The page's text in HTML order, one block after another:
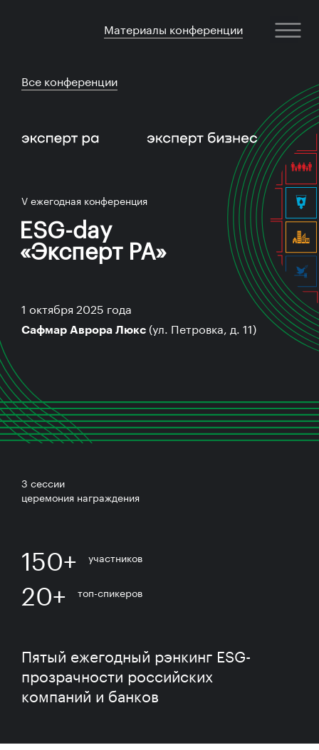
Материалы конференции
V ежегодная конференция
ESG-day
«Эксперт РА»
1 октября 2025 года
Сафмар Аврора Люкс (ул. Петровка, д. 11)
Все конференции
3 сессии
церемония награждения
150+ участников
20+ топ-спикеров
Пятый ежегодный рэнкинг ESG-
прозрачности российских
компаний и банков